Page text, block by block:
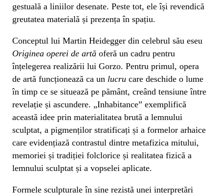
gestuală a liniilor desenate. Peste tot, ele își revendică
greutatea materială și prezența în spațiu.
Conceptul lui Martin Heidegger din celebrul său eseu
Originea operei de artă oferă un cadru pentru
înțelegerea realizării lui Gorzo. Pentru primul, opera
de artă funcționează ca un lucru care deschide o lume
în timp ce se situează pe pământ, creând tensiune între
revelație și ascundere. „Inhabitance” exemplifică
această idee prin materialitatea brută a lemnului
sculptat, a pigmenților stratificați și a formelor arhaice
care evidențiază contrastul dintre metafizica mitului,
memoriei și tradiției folclorice și realitatea fizică a
lemnului sculptat și a vopselei aplicate.
Formele sculpturale în sine rezistă unei interpretări